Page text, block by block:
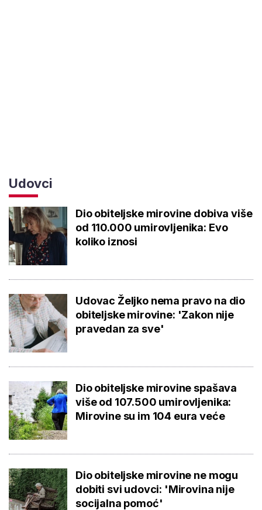
Udovci
Dio obiteljske mirovine dobiva više
od 110.000 umirovljenika: Evo
koliko iznosi
Udovac Željko nema pravo na dio
obiteljske mirovine: 'Zakon nije
pravedan za sve'
Dio obiteljske mirovine spašava
više od 107.500 umirovljenika:
Mirovine su im 104 eura veće
Dio obiteljske mirovine ne mogu
dobiti svi udovci: 'Mirovina nije
socijalna pomoć'